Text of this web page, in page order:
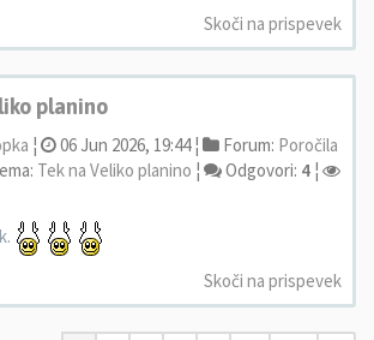
Skoči na prispevek
planino
¦ 06 Jun 2026, 19:44 ¦ Forum: Poročila
Tek na Veliko planino ¦ Odgovori: 4 ¦
Skoči na prispevek